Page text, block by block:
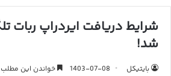
شرایط دریافت ایردراپ ربات
شد!
بایتیکل 1403-07-08 خواندن این مطلب 1 دقیقه زمان میبرد